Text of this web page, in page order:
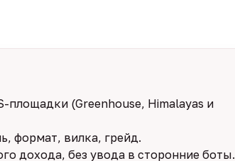
площадки (Greenhouse, Himalayas и
формат, вилка, грейд.
дохода, без увода в сторонние боты.